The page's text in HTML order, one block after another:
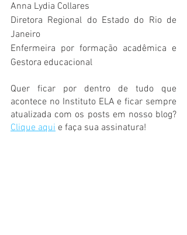
Anna Lydia Collares
Diretora Regional do Estado do Rio de
Janeiro
Enfermeira por formação acadêmica e
Gestora educacional
Quer ficar por dentro de tudo que
acontece no Instituto ELA e ficar sempre
Clique aqui e faça sua assinatura!